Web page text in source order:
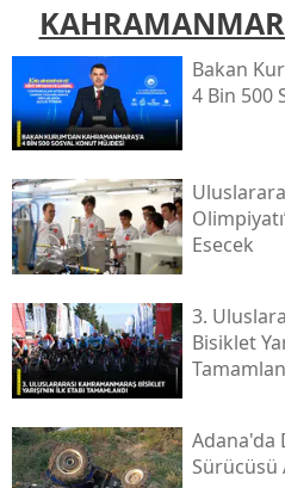
Bakan
4 Bin 500
Esecek
3.
Bisiklet
Adana'da
Sürücüsü